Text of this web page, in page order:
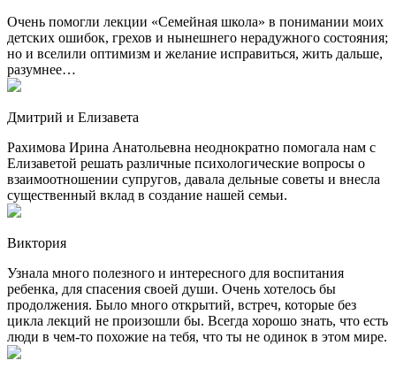
Очень помогли лекции «Семейная школа» в понимании моих
детских ошибок, грехов и нынешнего нерадужного состояния;
но и вселили оптимизм и желание исправиться, жить дальше,
разумнее…
Дмитрий и Елизавета
Рахимова Ирина Анатольевна неоднократно помогала нам с
Елизаветой решать различные психологические вопросы о
взаимоотношении супругов, давала дельные советы и внесла
существенный вклад в создание нашей семьи.
Виктория
Узнала много полезного и интересного для воспитания
ребенка, для спасения своей души. Очень хотелось бы
продолжения. Было много открытий, встреч, которые без
цикла лекций не произошли бы. Всегда хорошо знать, что есть
люди в чем-то похожие на тебя, что ты не одинок в этом мире.